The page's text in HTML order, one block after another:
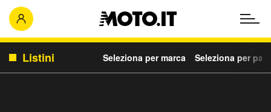
Listini Seleziona per marca Seleziona per